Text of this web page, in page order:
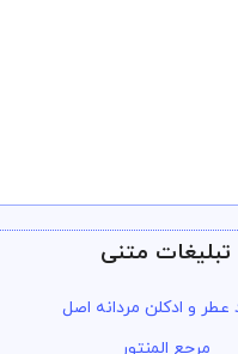
تبلیغات متنی
عطر و ادکلن مردانه اصل
مرجع المنتور